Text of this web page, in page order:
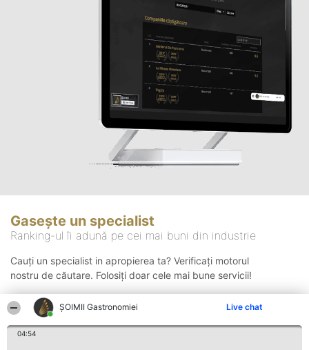
ȘOIMII Gastronomiei Live chat
04:54
Gasește un specialist
Ranking-ul îi adună pe cei mai buni din industrie
Cauți un specialist in apropierea ta? Verificați motorul
nostru de căutare. Folosiți doar cele mai bune servicii!